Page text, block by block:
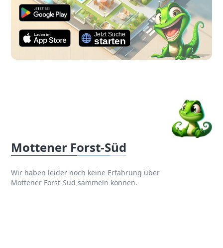
Mottener Forst-Süd
Wir haben leider noch keine Erfahrung über
Mottener Forst-Süd sammeln können.